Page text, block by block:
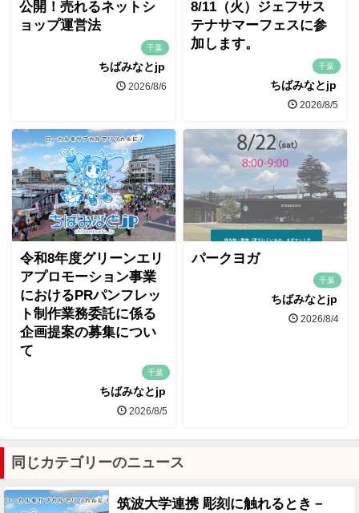
公開！売れるネットシ
ョップ運営法
千葉
ちばみなとjp
2026/8/6
8/11（火）ジェフサス
テナサマーフェスに参
加します。
千葉
ちばみなとjp
2026/8/5
令和8年度グリーンエリ
アプロモーション事業
におけるPRパンフレッ
ト制作業務委託に係る
企画提案の募集につい
て
千葉
ちばみなとjp
2026/8/5
パークヨガ
千葉
ちばみなとjp
2026/8/4
同じカテゴリーのニュース
筑波大学連携 彫刻に触れるとき－